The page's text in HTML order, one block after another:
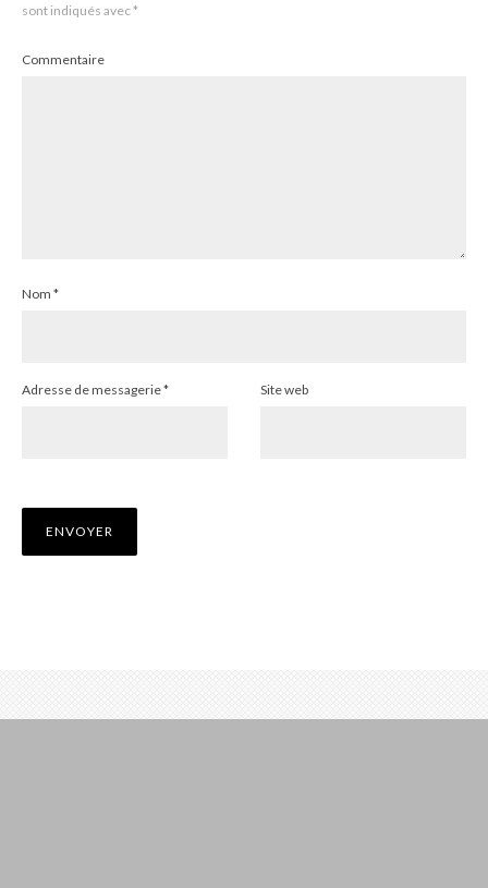
sont indiqués avec*
Commentaire
Nom *
Adresse de messagerie* Site web